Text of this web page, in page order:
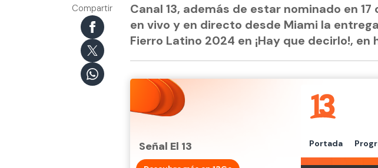
Compartir
Canal 13, además de estar nominado en
en vivo y en directo desde Miami la
Fierro Latino 2024 en ¡Hay que decirlo!, en
Señal El 13